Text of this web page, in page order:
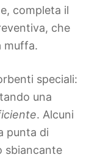
completa il
che
muffa.
speciali:
una
. Alcuni
punta di
sbiancante